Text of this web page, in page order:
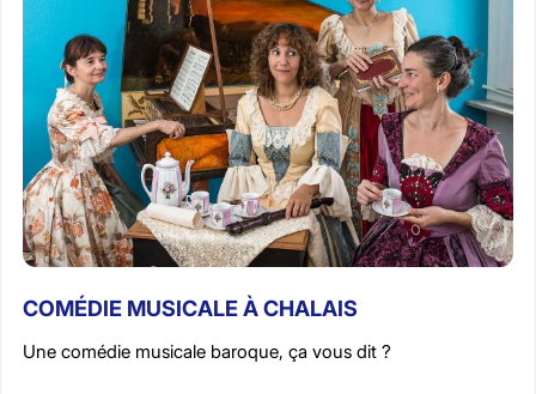
COMÉDIE MUSICALE À CHALAIS
Une comédie musicale baroque, ça vous dit ?